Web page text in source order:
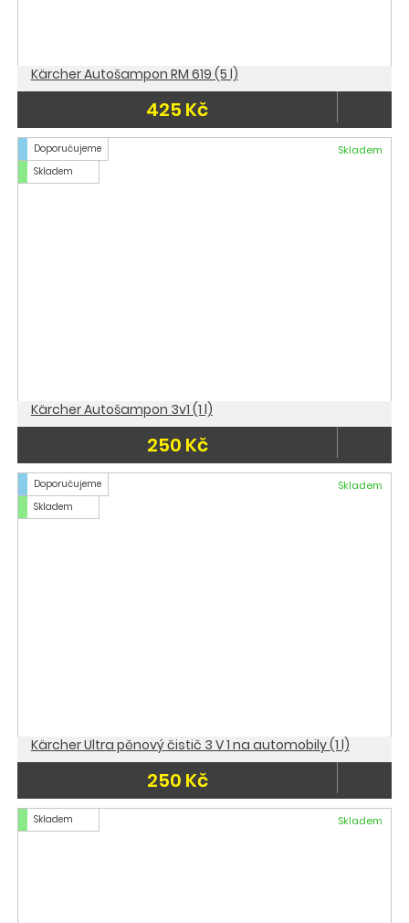
Kärcher Autošampon RM 619 (5 l)
425 Kč
Doporučujeme
Skladem
Skladem
Kärcher Autošampon 3v1 (1 l)
250 Kč
Doporučujeme
Skladem
Skladem
Kärcher Ultra pěnový čistič 3 V 1 na automobily (1 l)
250 Kč
Skladem Skladem